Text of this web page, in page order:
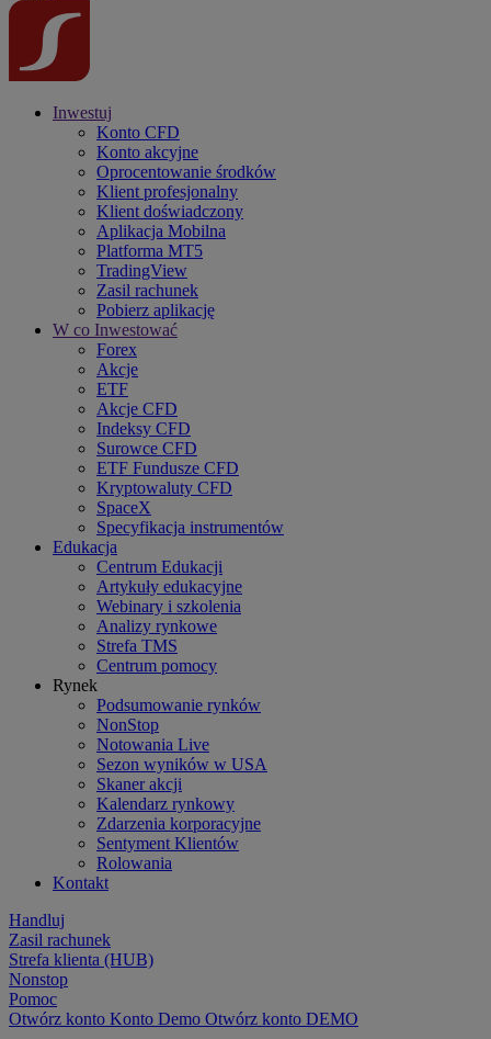
Inwestuj
Konto CFD
Konto akcyjne
Oprocentowanie środków
Klient profesjonalny
Klient doświadczony
Aplikacja Mobilna
Platforma MT5
TradingView
Zasil rachunek
Pobierz aplikację
W co Inwestować
Forex
Akcje
ETF
Akcje CFD
Indeksy CFD
Surowce CFD
ETF Fundusze CFD
Kryptowaluty CFD
SpaceX
Specyfikacja instrumentów
Edukacja
Centrum Edukacji
Artykuły edukacyjne
Webinary i szkolenia
Analizy rynkowe
Strefa TMS
Centrum pomocy
Rynek
Podsumowanie rynków
NonStop
Notowania Live
Sezon wyników w USA
Skaner akcji
Kalendarz rynkowy
Zdarzenia korporacyjne
Sentyment Klientów
Rolowania
Kontakt
Handluj
Zasil rachunek
Strefa klienta (HUB)
Nonstop
Pomoc
Otwórz konto Konto Demo Otwórz konto DEMO